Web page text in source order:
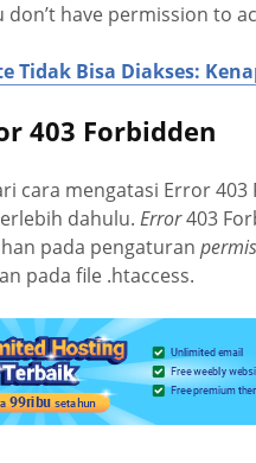
don’t have permission to
Tidak Bisa Diakses:
403 Forbidden
cara mengatasi Error
dahulu. Error403
pada pengaturan
pada file .htaccess.